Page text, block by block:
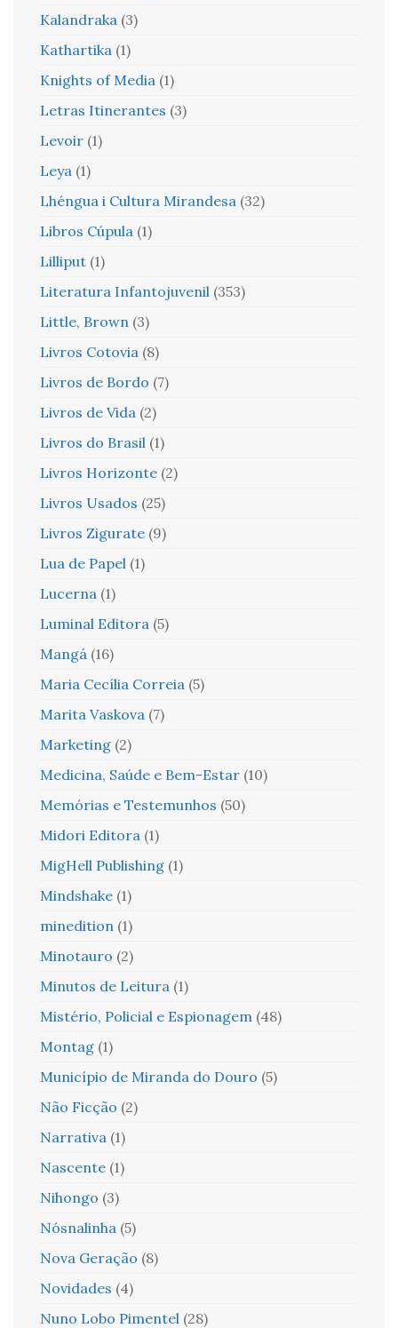
Kalandraka (3)
Kathartika (1)
Knights of Media (1)
Letras Itinerantes (3)
Levoir (1)
Leya (1)
Lhéngua i Cultura Mirandesa (32)
Libros Cúpula (1)
Lilliput (1)
Literatura Infantojuvenil (353)
Little, Brown (3)
Livros Cotovia (8)
Livros de Bordo (7)
Livros de Vida (2)
Livros do Brasil (1)
Livros Horizonte (2)
Livros Usados (25)
Livros Zigurate (9)
Lua de Papel (1)
Lucerna (1)
Luminal Editora (5)
Mangá (16)
Maria Cecília Correia (5)
Marita Vaskova (7)
Marketing (2)
Medicina, Saúde e Bem-Estar (10)
Memórias e Testemunhos (50)
Midori Editora (1)
MigHell Publishing (1)
Mindshake (1)
minedition (1)
Minotauro (2)
Minutos de Leitura (1)
Mistério, Policial e Espionagem (48)
Montag (1)
Município de Miranda do Douro (5)
Não Ficção (2)
Narrativa (1)
Nascente (1)
Nihongo (3)
Nósnalinha (5)
Nova Geração (8)
Novidades (4)
Nuno Lobo Pimentel (28)